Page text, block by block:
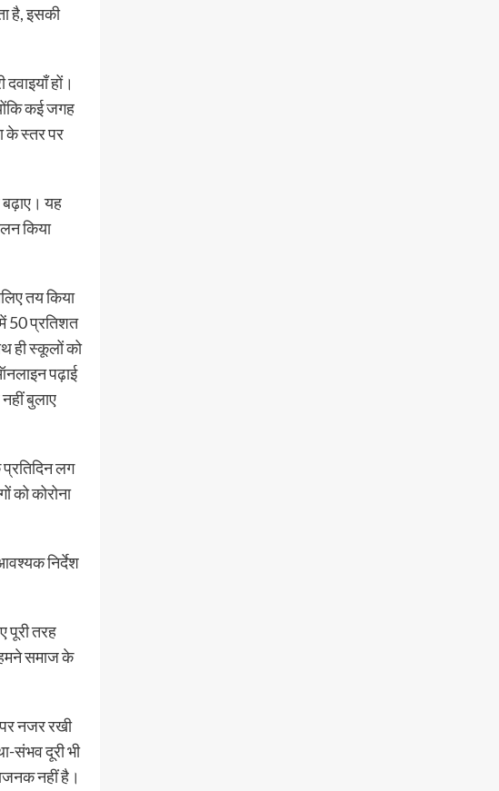
है, इसकी
हों।
कई जगह
के स्तर पर
यह
किया
तय किया
50 प्रतिशत
ही स्कूलों को
पढ़ाई
बुलाए
लग
को कोरोना
निर्देश
तरह
समाज के
नजर रखी
संभव दूरी भी
नहीं है।